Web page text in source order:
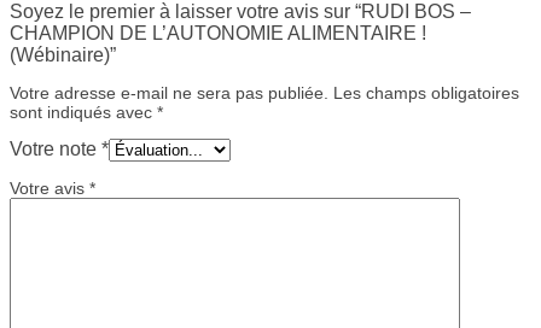
Soyez le premier à laisser votre avis sur “RUDI BOS –
CHAMPION DE L’AUTONOMIE ALIMENTAIRE !
(Wébinaire)”
Votre adresse e-mail ne sera pas publiée. Les champs obligatoires
sont indiqués avec *
Votre note *
Votre avis *